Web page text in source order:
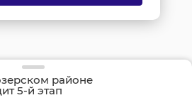
районе
5-й этап
России по